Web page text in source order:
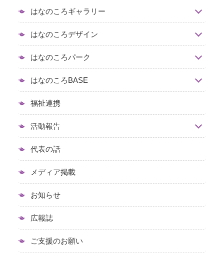
はなのころギャラリー
はなのころデザイン
はなのころパーク
はなのころBASE
福祉連携
活動報告
代表の話
メディア掲載
お知らせ
広報誌
ご支援のお願い